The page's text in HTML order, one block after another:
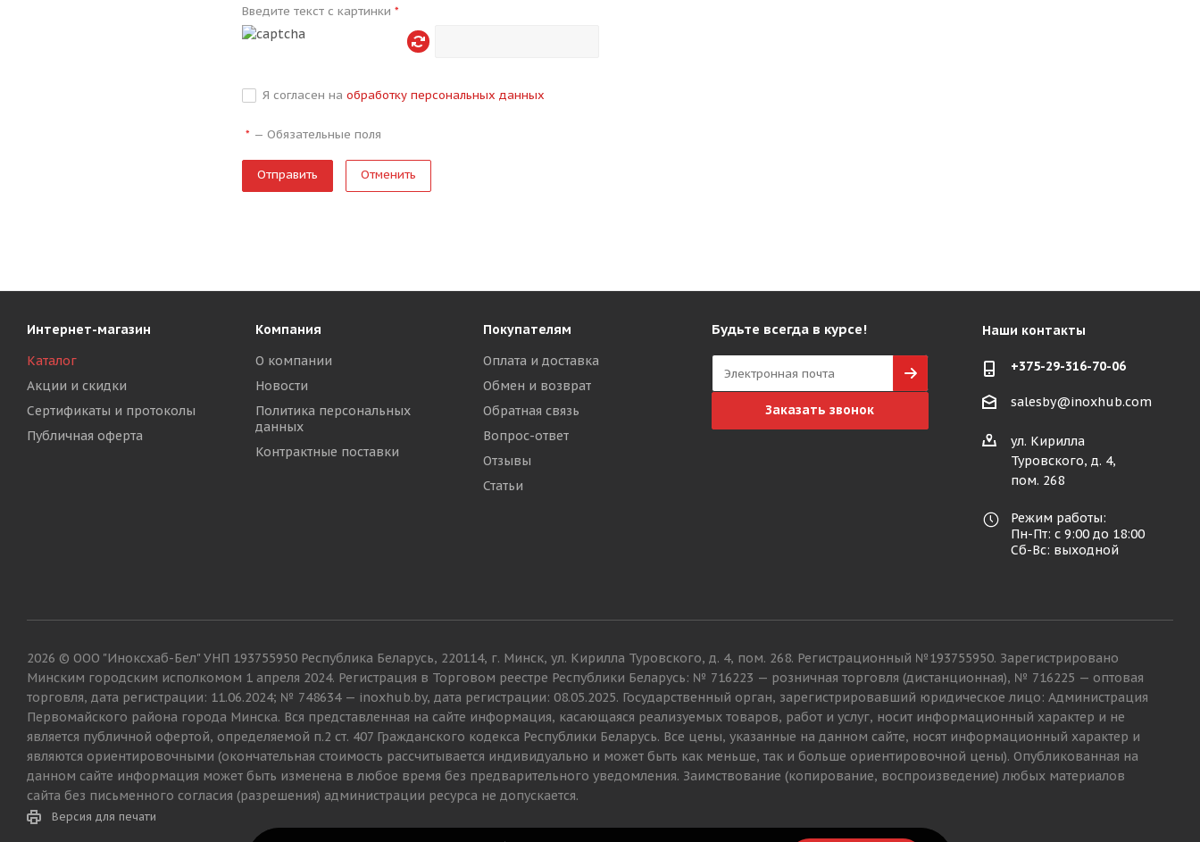
Введите текст с картинки*
Я согласен наобработку персональных данных
* —Обязательные поля
Отменить
Интернет-магазин
Каталог
Акции и скидки
Сертификаты и протоколы
Публичная оферта
Компания
О компании
Новости
Политика персональных
данных
Контрактные поставки
Покупателям
Оплата и доставка
Обмен и возврат
Обратная связь
Вопрос-ответ
Отзывы
Статьи
Будьте всегда в курсе!
Заказать звонок
Наши контакты
+375-29-316-70-06
salesby@inoxhub.com
ул. Кирилла
Туровского, д. 4,
пом. 268
Режим работы:
Пн-Пт: с 9:00 до 18:00
Сб-Вс: выходной
2026 © ООО "Иноксхаб-Бел" УНП 193755950 Республика Беларусь, 220114, г. Минск, ул. Кирилла Туровского, д. 4, пом. 268. Регистрационный №193755950. Зарегистрировано
Минским городским исполкомом 1 апреля 2024. Регистрация в Торговом реестре Республики Беларусь: № 716223 — розничная торговля (дистанционная), № 716225 — оптовая
торговля, дата регистрации: 11.06.2024; № 748634 — inoxhub.by, дата регистрации: 08.05.2025. Государственный орган, зарегистрировавший юридическое лицо: Администрация
Первомайского района города Минска. Вся представленная на сайте информация, касающаяся реализуемых товаров, работ и услуг, носит информационный характер и не
является публичной офертой, определяемой п.2 ст. 407 Гражданского кодекса Республики Беларусь. Все цены, указанные на данном сайте, носят информационный характер и
являются ориентировочными (окончательная стоимость рассчитывается индивидуально и может быть как меньше, так и больше ориентировочной цены). Опубликованная на
данном сайте информация может быть изменена в любое время без предварительного уведомления. Заимствование (копирование, воспроизведение) любых материалов
сайта без письменного согласия (разрешения) администрации ресурса не допускается.
Версия для печати